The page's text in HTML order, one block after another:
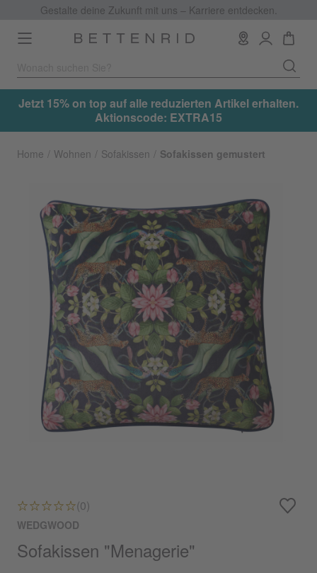
Gestalte deine Zukunft mit uns – Karriere entdecken.
Toggle
navigation
Jetzt 15% on top auf alle reduzierten Artikel erhalten.
Aktionscode: EXTRA15
Home Wohnen Sofakissen Sofakissen gemustert
(0)
WEDGWOOD
Sofakissen "Menagerie"